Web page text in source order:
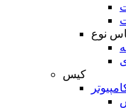
نوع
کیس